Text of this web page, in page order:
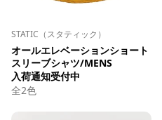
STATIC（スタティック）
オールエレベーションショート
スリーブシャツ/MENS
入荷通知受付中
全2色